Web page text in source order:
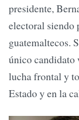
presidente,
electoral siendo
guatemaltecos.
único candidato
lucha frontal y
Estado y en la